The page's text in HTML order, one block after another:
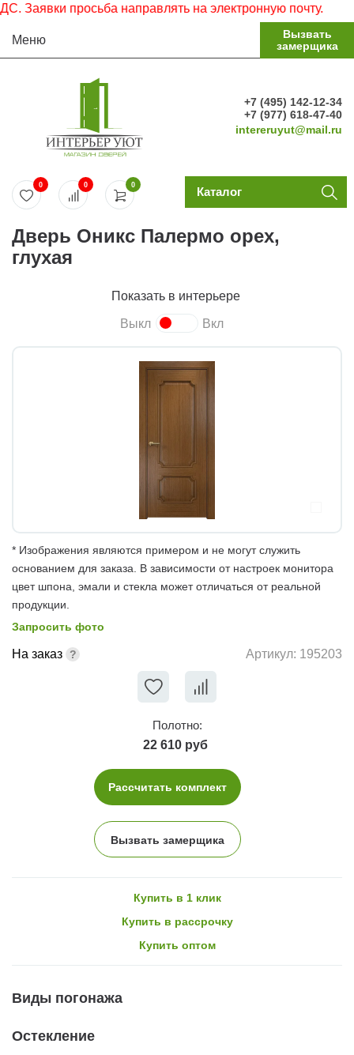
просьба направлять на электронную почту.
Меню
Вызвать
замерщика
+7 (495) 142-12-34
+7 (977) 618-47-40
intereruyut@mail.ru
0
0 0 Каталог
Дверь Оникс Палермо орех,
глухая
Показать в интерьере
Выкл Вкл
* Изображения являются примером и не могут служить
основанием для заказа. В зависимости от настроек монитора
цвет шпона, эмали и стекла может отличаться от реальной
продукции.
Запросить фото
На заказ Артикул: 195203
Полотно:
22 610 руб
Рассчитать комплект
Вызвать замерщика
Купить в 1 клик
Купить в рассрочку
Купить оптом
Виды погонажа
Остекление